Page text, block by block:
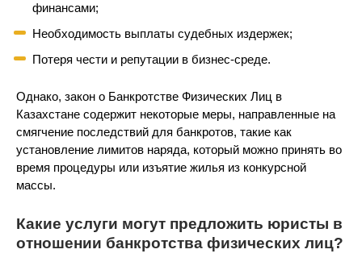
финансами;
Необходимость выплаты судебных издержек;
Потеря чести и репутации в бизнес-среде.
Однако, закон о Банкротстве Физических Лиц в
Казахстане содержит некоторые меры, направленные на
смягчение последствий для банкротов, такие как
установление лимитов наряда, который можно принять во
время процедуры или изъятие жилья из конкурсной
массы.
Какие услуги могут предложить юристы в
отношении банкротства физических лиц?